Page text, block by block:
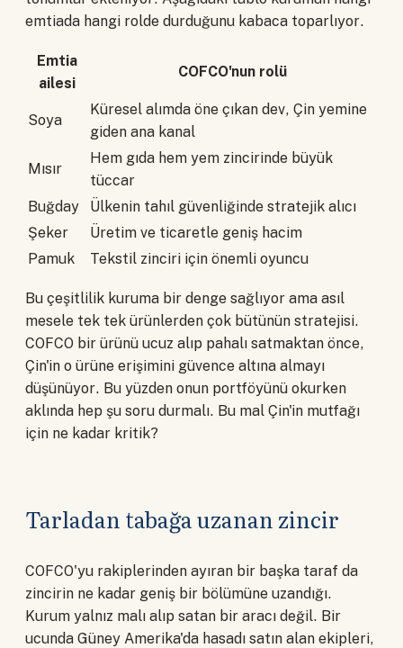
emtiada hangi rolde durduğunu kabaca toparlıyor.
Emtia
ailesi
COFCO'nun rolü
Soya
Küresel alımda öne çıkan dev, Çin yemine
giden ana kanal
Mısır
Hem gıda hem yem zincirinde büyük
tüccar
Buğday
Ülkenin tahıl güvenliğinde stratejik alıcı
Şeker
Üretim ve ticaretle geniş hacim
Pamuk
Tekstil zinciri için önemli oyuncu
Bu çeşitlilik kuruma bir denge sağlıyor ama asıl
mesele tek tek ürünlerden çok bütünün stratejisi.
COFCO bir ürünü ucuz alıp pahalı satmaktan önce,
Çin'in o ürüne erişimini güvence altına almayı
düşünüyor. Bu yüzden onun portföyünü okurken
aklında hep şu soru durmalı. Bu mal Çin'in mutfağı
için ne kadar kritik?
Tarladan tabağa uzanan zincir
COFCO'yu rakiplerinden ayıran bir başka taraf da
zincirin ne kadar geniş bir bölümüne uzandığı.
Kurum yalnız malı alıp satan bir aracı değil. Bir
ucunda Güney Amerika'da hasadı satın alan ekipleri,